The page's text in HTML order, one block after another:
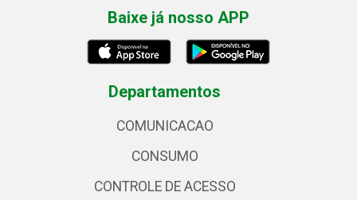
Baixe já nosso APP
Departamentos
COMUNICACAO
CONSUMO
CONTROLE DE ACESSO